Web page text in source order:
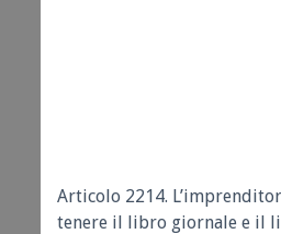
Articolo 2214.
tenere il libro giornale e il